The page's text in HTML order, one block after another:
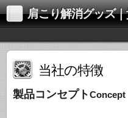
肩こり解消グッズ｜貴稟（
当社の特徴
製品コンセプトConcept